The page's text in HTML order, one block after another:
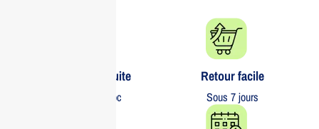
Livraison gratuite​
partout au Maroc
Retour facile​
Sous 7 jours